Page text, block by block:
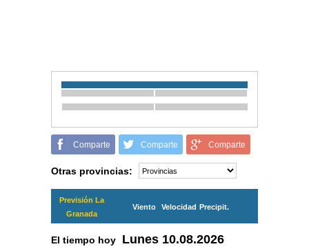
Comparte Comparte Comparte
Otras provincias:
Previsión La
Granada
Viento Velocidad Precipit.
El tiempo hoy Lunes 10.08.2026